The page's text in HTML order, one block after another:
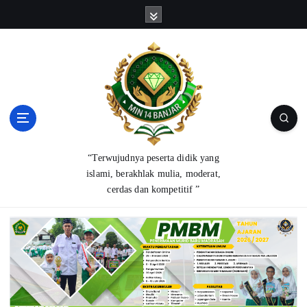
“Terwujudnya peserta didik yang
islami, berakhlak mulia, moderat,
cerdas dan kompetitif ”